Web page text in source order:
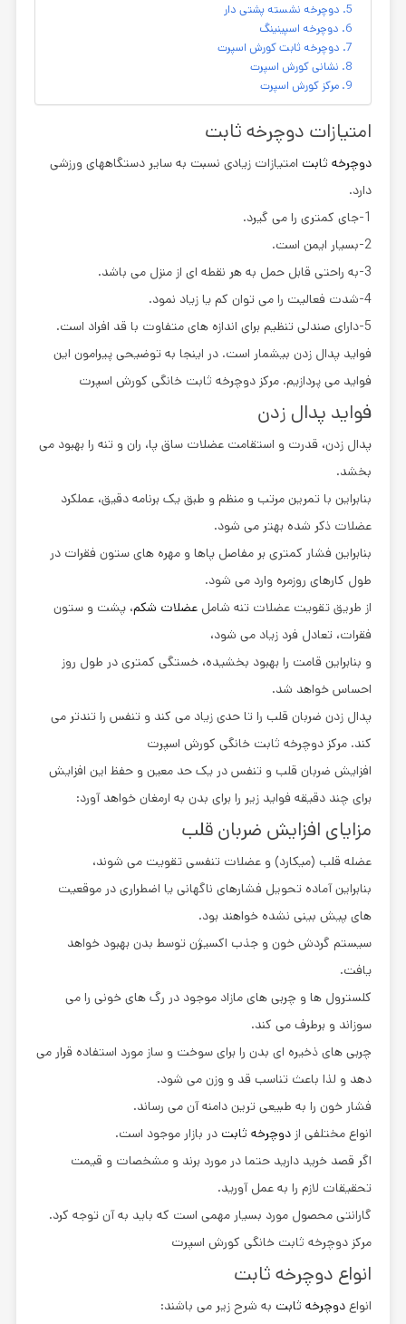
دوچرخه نشسته پشتی دار
دوچرخه اسپینینگ
دوچرخه ثابت کورش اسپرت
نشانی کورش اسپرت
مرکز کورش اسپرت
امتیازات دوچرخه ثابت
دوچرخه ثابت امتیازات زیادی نسبت به سایر دستگاههای ورزشی
دارد.
1-جای کمتری را می گیرد.
2-بسیار ایمن است.
3-به راحتی قابل حمل به هر نقطه ای از منزل می باشد.
4-شدت فعالیت را می توان کم یا زیاد نمود.
5-دارای صندلی تنظیم برای اندازه های متفاوت با قد افراد است.
فواید پدال زدن بیشمار است. در اینجا به توضیحی پیرامون این
فواید می پردازیم. مرکز دوچرخه ثابت خانگی کورش اسپرت
فواید پدال زدن
پدال زدن، قدرت و استقامت عضلات ساق پا، ران و تنه را بهبود می
بخشد.
بنابراین با تمرین مرتب و منظم و طبق یک برنامه دقیق، عملکرد
عضلات ذکر شده بهتر می شود.
بنابراین فشار کمتری بر مفاصل پاها و مهره های ستون فقرات در
طول کارهای روزمره وارد می شود.
از طریق تقویت عضلات تنه شامل عضلات شکم، پشت و ستون
فقرات، تعادل فرد زیاد می شود،
و بنابراین قامت را بهبود بخشیده، خستگی کمتری در طول روز
احساس خواهد شد.
پدال زدن ضربان قلب را تا حدی زیاد می کند و تنفس را تندتر می
کند. مرکز دوچرخه ثابت خانگی کورش اسپرت
افزایش ضربان قلب و تنفس در یک حد معین و حفظ این افزایش
برای چند دقیقه فواید زیر را برای بدن به ارمغان خواهد آورد:
مزایای افزایش ضربان قلب
عضله قلب (میکارد) و عضلات تنفسی تقویت می شوند،
بنابراین آماده تحویل فشارهای ناگهانی یا اضطراری در موقعیت
های پیش بینی نشده خواهند بود.
سیستم گردش خون و جذب اکسیژن توسط بدن بهبود خواهد
یافت.
کلسترول ها و چربی های مازاد موجود در رگ های خونی را می
سوزاند و برطرف می کند.
چربی های ذخیره ای بدن را برای سوخت و ساز مورد استفاده قرار می
دهد و لذا باعث تناسب قد و وزن می شود.
فشار خون را به طبیعی ترین دامنه آن می رساند.
انواع مختلفی از دوچرخه ثابت در بازار موجود است.
اگر قصد خرید دارید حتما در مورد برند و مشخصات و قیمت
تحقیقات لازم را به عمل آورید.
گارانتی محصول مورد بسیار مهمی است که باید به آن توجه کرد.
مرکز دوچرخه ثابت خانگی کورش اسپرت
انواع دوچرخه ثابت
انواع دوچرخه ثابت به شرح زیر می باشند: